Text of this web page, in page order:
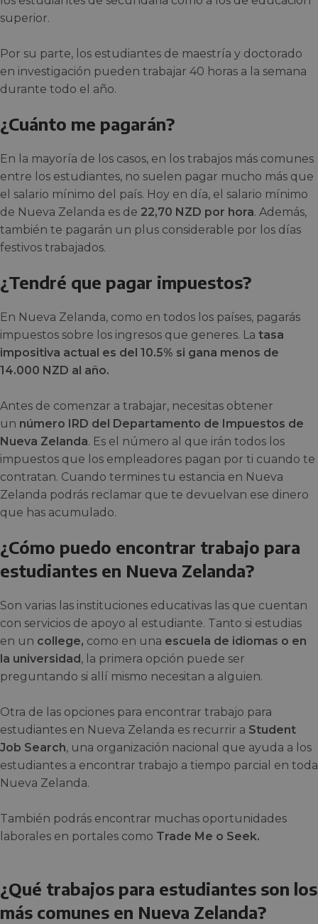
superior.
Por su parte, los estudiantes de maestría y doctorado
en investigación pueden trabajar 40 horas a la semana
durante todo el año.
¿Cuánto me pagarán?
En la mayoría de los casos, en los trabajos más comunes
entre los estudiantes, no suelen pagar mucho más que
el salario mínimo del país. Hoy en día, el salario mínimo
de Nueva Zelanda es de 22,70 NZD por hora. Además,
también te pagarán un plus considerable por los días
festivos trabajados.
¿Tendré que pagar impuestos?
En Nueva Zelanda, como en todos los países, pagarás
impuestos sobre los ingresos que generes. La tasa
impositiva actual es del 10.5% si gana menos de
14.000 NZD al año.
Antes de comenzar a trabajar, necesitas obtener
un número IRD del Departamento de Impuestos de
Nueva Zelanda. Es el número al que irán todos los
impuestos que los empleadores pagan por ti cuando te
contratan. Cuando termines tu estancia en Nueva
Zelanda podrás reclamar que te devuelvan ese dinero
que has acumulado.
¿Cómo puedo encontrar trabajo para
estudiantes en Nueva Zelanda?
Son varias las instituciones educativas las que cuentan
con servicios de apoyo al estudiante. Tanto si estudias
en un college, como en una escuela de idiomas o en
la universidad , la primera opción puede ser
preguntando si allí mismo necesitan a alguien.
Otra de las opciones para encontrar trabajo para
estudiantes en Nueva Zelanda es recurrir a Student
Job Search, una organización nacional que ayuda a los
estudiantes a encontrar trabajo a tiempo parcial en toda
Nueva Zelanda.
También podrás encontrar muchas oportunidades
laborales en portales como Trade Me o Seek.
¿Qué trabajos para estudiantes son los
más comunes en Nueva Zelanda?